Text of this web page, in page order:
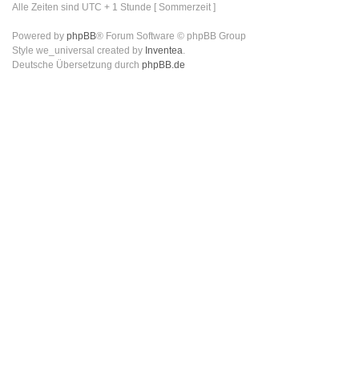
Alle Zeiten sind UTC + 1 Stunde [ Sommerzeit ]
Powered by phpBB® Forum Software © phpBB Group
Style we_universal created by Inventea.
Deutsche Übersetzung durch phpBB.de